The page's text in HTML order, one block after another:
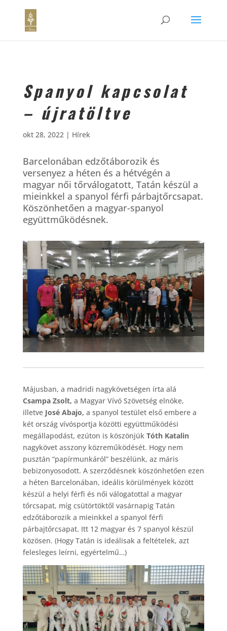
Spanyol kapcsolat
– újratöltve
okt 28, 2022| Hírek
Barcelonában edzőtáborozik és
versenyez a héten és a hétvégén a
magyar női tőrválogatott, Tatán készül a
mieinkkel a spanyol férfi párbajtőrcsapat.
Köszönhetően a magyar-spanyol
együttműködésnek.
Májusban, a madridi nagykövetségen írta alá
Csampa Zsolt, a Magyar Vívó Szövetség elnöke,
illetve José Abajo, a spanyol testület első embere a
két ország vívósportja közötti együttműködési
megállapodást, ezúton is köszönjük Tóth Katalin
nagykövet asszony közreműködését. Hogy nem
pusztán “papírmunkáról” beszélünk, az máris
bebizonyosodott. A szerződésnek köszönhetően ezen
a héten Barcelonában, ideális körülmények között
készül a helyi férfi és női válogatottal a magyar
tőrcsapat, míg csütörtöktől vasárnapig Tatán
edzőtáborozik a mieinkkel a spanyol férfi
párbajtőrcsapat. Itt 12 magyar és 7 spanyol készül
közösen. (Hogy Tatán is ideálisak a feltételek, azt
felesleges leírni, egyértelmű…)